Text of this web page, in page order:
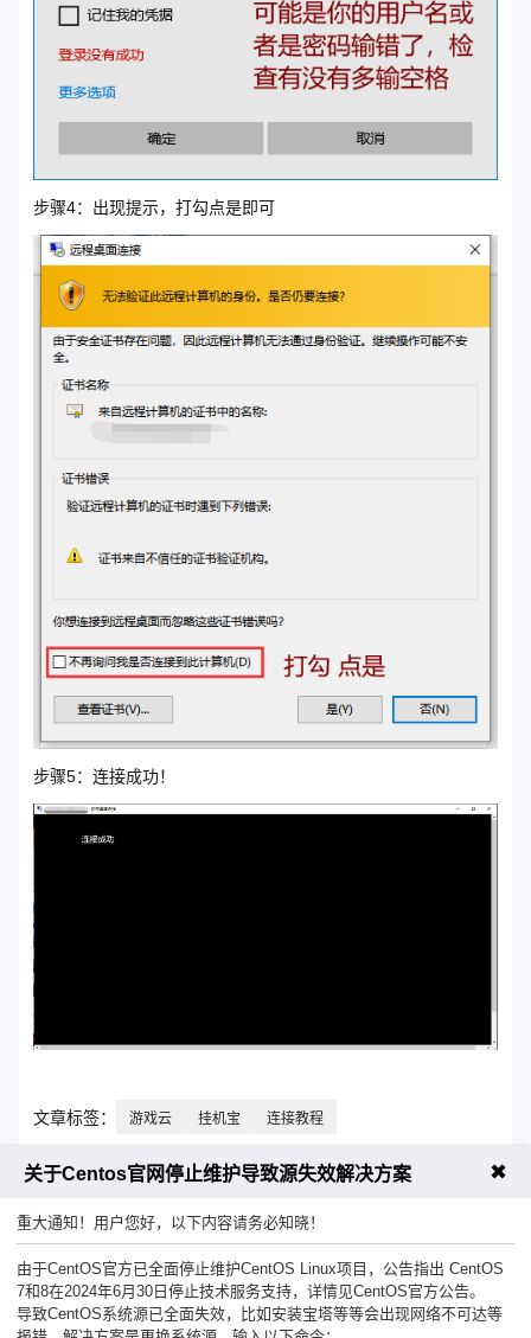
步骤4：出现提示，打勾点是即可
步骤5：连接成功！
文章标签： 游戏云 挂机宝 连接教程
上一篇：【26/01/2025】香港九龙云服务器维护通知！
下一篇：服务器磁盘用尽无法进入宝塔怎么办
关于Centos官网停止维护导致源失效解决方案 ✖
重大通知！用户您好，以下内容请务必知晓！
由于CentOS官方已全面停止维护CentOS Linux项目，公告指出 CentOS
7和8在2024年6月30日停止技术服务支持，详情见CentOS官方公告。
导致CentOS系统源已全面失效，比如安装宝塔等等会出现网络不可达等